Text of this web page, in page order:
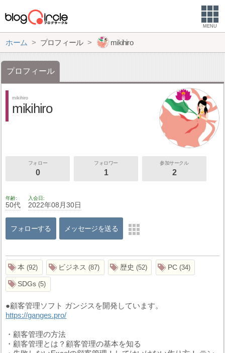
MENU
ホーム プロフィール mikihiro
プロフィール
mikihiro
mikihiro
フォロー
0
フォロワー
1
参加サークル
2
年齢
50代
入会日
2022年08月30日
フォローする メッセージを送る
本 92 ビジネス 87 歴史 52 PC 34
SDGs 5
●顧客管理ソフト ガンジスを開発しています。
https://ganges.pro/
・顧客管理の方法
・顧客管理とは？顧客管理の基本を知る